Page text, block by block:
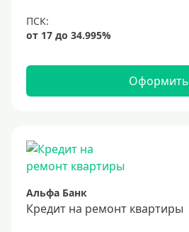
Оформить
Альфа Банк
Кредит на ремонт квартиры